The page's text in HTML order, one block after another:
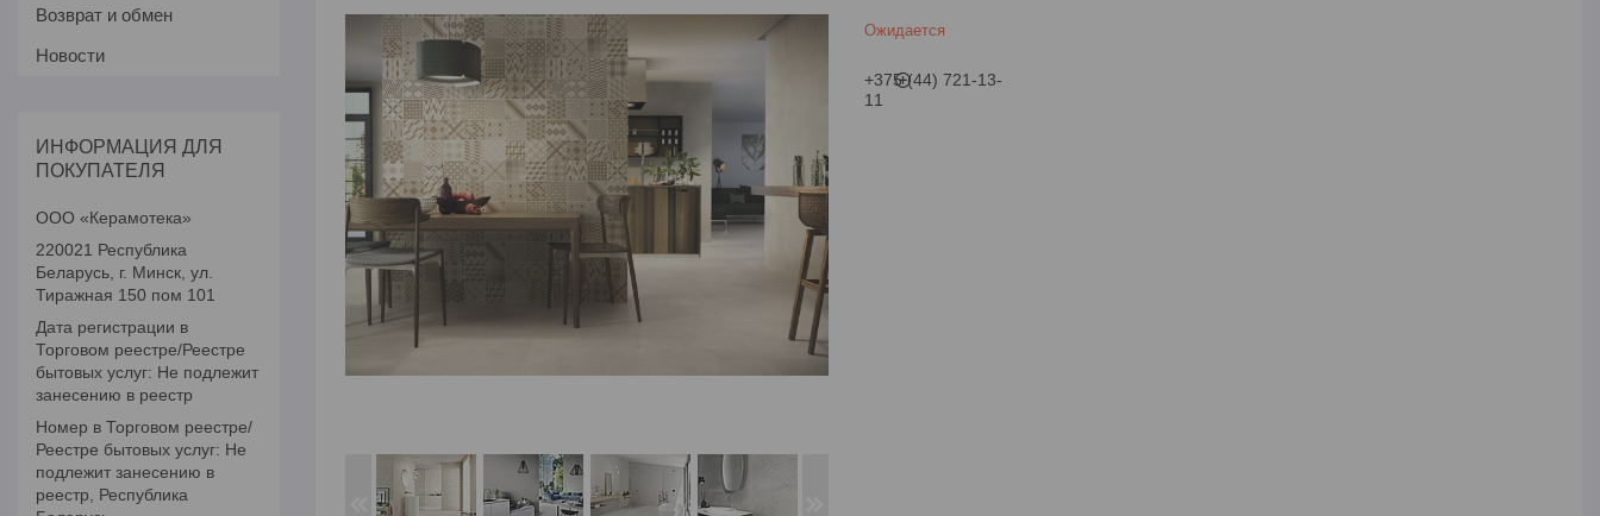
Ожидается
+375 (44) 721-13-
11
Возврат и обмен
Новости
ИНФОРМАЦИЯ ДЛЯ
ПОКУПАТЕЛЯ
ООО «Керамотека»
220021 Республика
Беларусь, г. Минск, ул.
Тиражная 150 пом 101
Дата регистрации в
Торговом реестре/Реестре
бытовых услуг: Не подлежит
занесению в реестр
Номер в Торговом реестре/
Реестре бытовых услуг: Не
подлежит занесению в
реестр, Республика